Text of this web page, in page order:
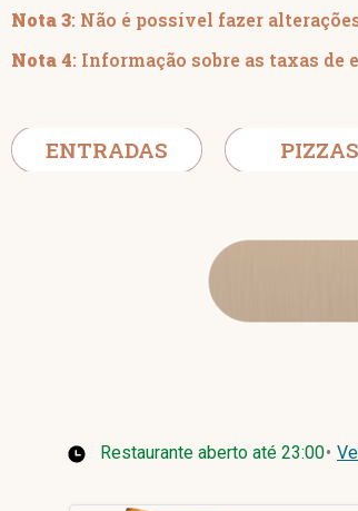
Nota 3: Não é possível fazer
Nota 4: Informação sobre as taxas de
ENTRADAS PIZZAS
Restaurante aberto até 23:00•